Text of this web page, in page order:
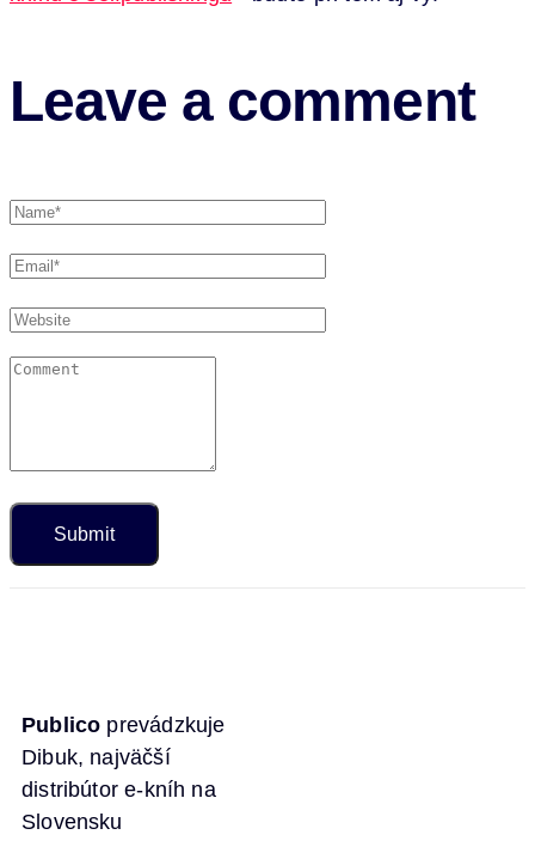
Leave a comment
Publico prevádzkuje
Dibuk, najväčší
distribútor e-kníh na
Slovensku